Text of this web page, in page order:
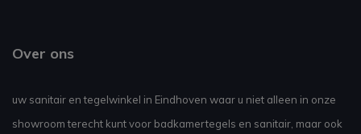
Over ons
uw sanitair en tegelwinkel in Eindhoven waar u niet alleen in onze
showroom terecht kunt voor badkamertegels en sanitair, maar ook